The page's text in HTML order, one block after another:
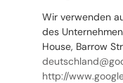
Wir verwenden
des
House, Barrow
http://